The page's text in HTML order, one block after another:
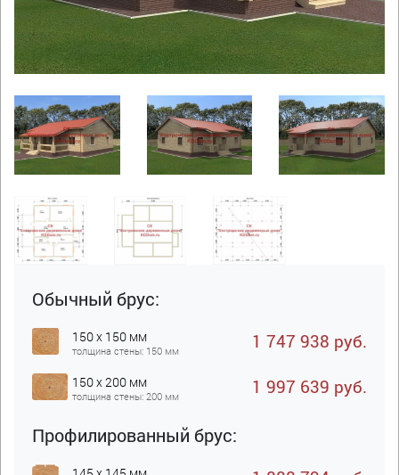
Обычный брус:
150 x 150 мм
толщина стены: 150 мм 1 747 938 руб.
150 x 200 мм
толщина стены: 200 мм 1 997 639 руб.
Профилированный брус: